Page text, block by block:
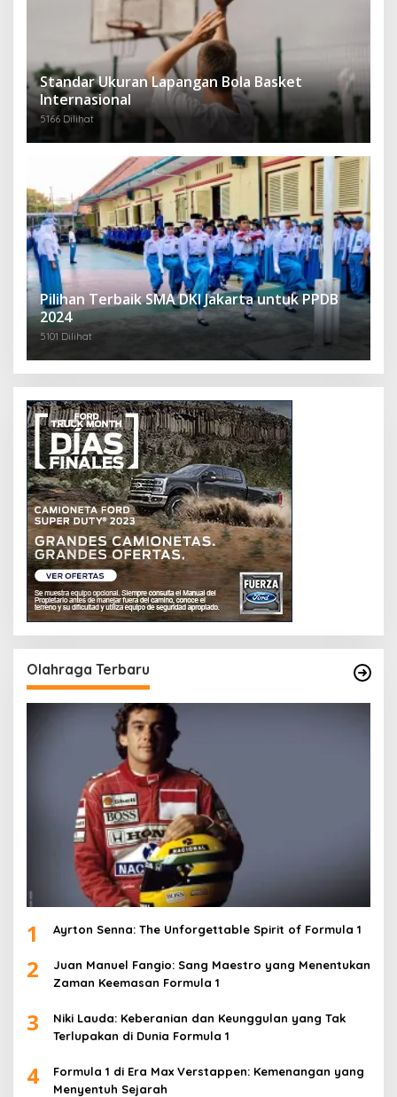
Standar Ukuran Lapangan Bola Basket
Internasional
5166 Dilihat
Pilihan Terbaik SMA DKI Jakarta untuk PPDB
2024
5101 Dilihat
Olahraga Terbaru
1 Ayrton Senna: The Unforgettable Spirit of Formula 1
2
Juan Manuel Fangio: Sang Maestro yang Menentukan
Zaman Keemasan Formula 1
3
Niki Lauda: Keberanian dan Keunggulan yang Tak
Terlupakan di Dunia Formula 1
4
Formula 1 di Era Max Verstappen: Kemenangan yang
Menyentuh Sejarah